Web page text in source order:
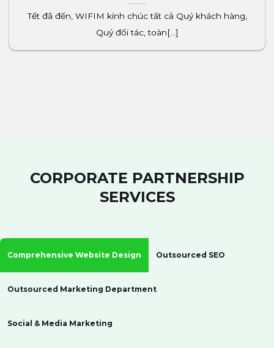
Tết đã đến, WIFIM kính chúc tất cả Quý khách hàng,
Quý đối tác, toàn[...]
CORPORATE PARTNERSHIP
SERVICES
Comprehensive Website Design Outsourced SEO
Outsourced Marketing Department
Social & Media Marketing